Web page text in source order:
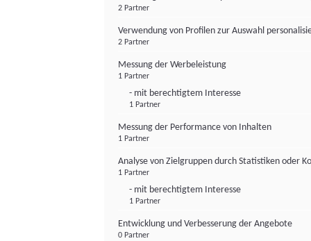
2 Partner
Verwendung von Profilen zur Auswahl
2 Partner
Messung der Werbeleistung
1 Partner
- mit berechtigtem Interesse
1 Partner
Messung der Performance von Inhalten
1 Partner
Analyse von Zielgruppen durch Statistiken oder
1 Partner
- mit berechtigtem Interesse
1 Partner
Entwicklung und Verbesserung der Angebote
0 Partner